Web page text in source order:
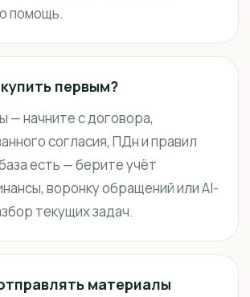
помощь.
первым?
— начните с договора,
согласия, ПДн и правил
есть — берите учёт
воронку обращений или AI-
текущих задач.
материалы